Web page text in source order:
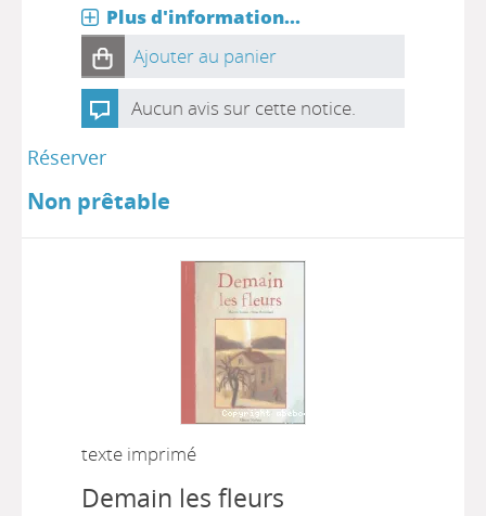
Plus d'information...
Ajouter au panier
Aucun avis sur cette notice.
Réserver
Non prêtable
texte imprimé
Demain les fleurs